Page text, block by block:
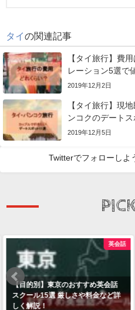
タイの関連記事
【タイ旅行】費
レーション5選で
2019年12月2日
【タイ旅行】現
ンコクのデート
2019年12月5日
Twitterでフォローしよ
英会話
【目的別】東京のおすすめ英会話
スクール15選 厳しさや料金など詳
しく解説！